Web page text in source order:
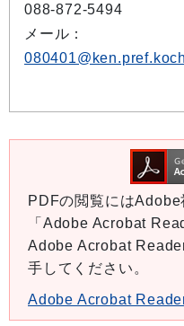
088-872-5494
メール：
PDFの閲覧には
「Adobe Acrobat
Adobe Acrobat
手してください。
Adobe Acrobat